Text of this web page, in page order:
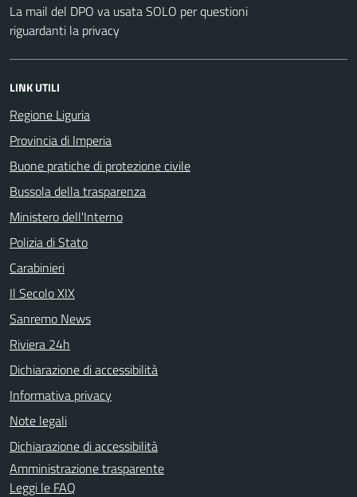
La mail del DPO va usata SOLO per questioni
riguardanti la privacy
LINK UTILI
Regione Liguria
Provincia di Imperia
Buone pratiche di protezione civile
Bussola della trasparenza
Ministero dell'Interno
Polizia di Stato
Carabinieri
Il Secolo XIX
Sanremo News
Riviera 24h
Dichiarazione di accessibilità
Informativa privacy
Note legali
Dichiarazione di accessibilità
Amministrazione trasparente
Leggi le FAQ